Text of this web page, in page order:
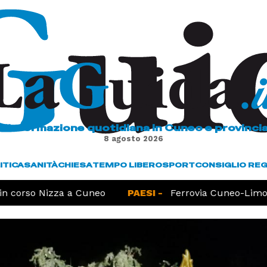
L'informazione quotidiana in Cuneo e
8 agosto 2026
SANITÀCHIESATEMPO LIBEROSPORTCONSIGLIO
Nizza a Cuneo PAESI - Ferrovia Cuneo-